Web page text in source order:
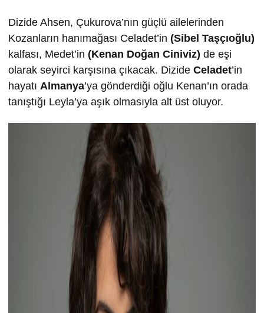
Dizide Ahsen, Çukurova’nın güçlü ailelerinden
Kozanların hanımağası Celadet’in (Sibel Taşçıoğlu)
kalfası, Medet’in (Kenan Doğan Ciniviz) de eşi
olarak seyirci karşısına çıkacak. Dizide Celadet’in
hayatı Almanya’ya gönderdiği oğlu Kenan’ın orada
tanıştığı Leyla’ya aşık olmasıyla alt üst oluyor.